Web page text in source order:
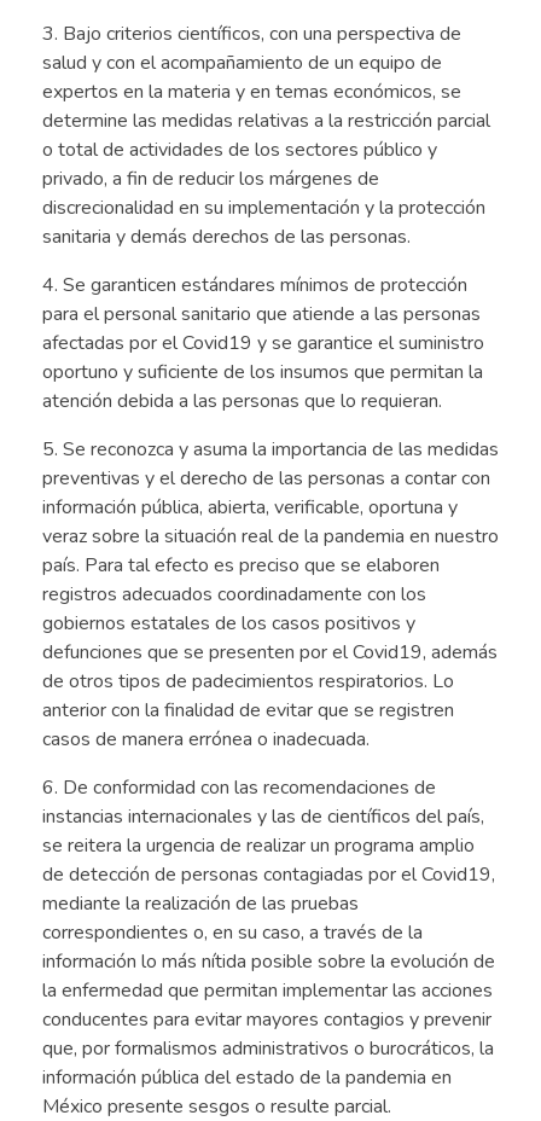
3. Bajo criterios científicos, con una perspectiva de
salud y con el acompañamiento de un equipo de
expertos en la materia y en temas económicos, se
determine las medidas relativas a la restricción parcial
o total de actividades de los sectores público y
privado, a fin de reducir los márgenes de
discrecionalidad en su implementación y la protección
sanitaria y demás derechos de las personas.
4. Se garanticen estándares mínimos de protección
para el personal sanitario que atiende a las personas
afectadas por el Covid19 y se garantice el suministro
oportuno y suficiente de los insumos que permitan la
atención debida a las personas que lo requieran.
5. Se reconozca y asuma la importancia de las medidas
preventivas y el derecho de las personas a contar con
información pública, abierta, verificable, oportuna y
veraz sobre la situación real de la pandemia en nuestro
país. Para tal efecto es preciso que se elaboren
registros adecuados coordinadamente con los
gobiernos estatales de los casos positivos y
defunciones que se presenten por el Covid19, además
de otros tipos de padecimientos respiratorios. Lo
anterior con la finalidad de evitar que se registren
casos de manera errónea o inadecuada.
6. De conformidad con las recomendaciones de
instancias internacionales y las de científicos del país,
se reitera la urgencia de realizar un programa amplio
de detección de personas contagiadas por el Covid19,
mediante la realización de las pruebas
correspondientes o, en su caso, a través de la
información lo más nítida posible sobre la evolución de
la enfermedad que permitan implementar las acciones
conducentes para evitar mayores contagios y prevenir
que, por formalismos administrativos o burocráticos, la
información pública del estado de la pandemia en
México presente sesgos o resulte parcial.